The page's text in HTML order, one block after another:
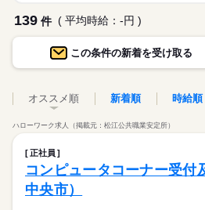
139 件 ( 平均時給：-円 )
この条件の新着を受け取る
オススメ順 新着順 時給順
ハローワーク求人（掲載元：松江公共職業安定所）
正社員
コンピュータコーナー受付
中央市）